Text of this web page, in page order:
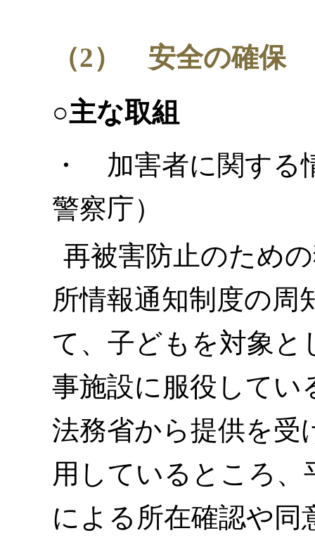
（2） 安全の確保
○主な取組
・ 加害者に関する
警察庁）
再被害防止のため
所情報通知制度の周
て、子どもを対象と
事施設に服役してい
法務省から提供を受
用しているところ
による所在確認や同